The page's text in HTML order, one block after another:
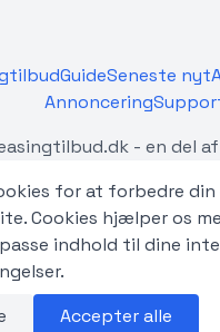
GuideSeneste nyt
Annoncering
- en del af
er en
privatleasingtilbud
og udbydere i
autoriseret af eller i
viste bilmærker.
for at forbedre din
Cookies hjælper os
indhold til dine
Accepter alle